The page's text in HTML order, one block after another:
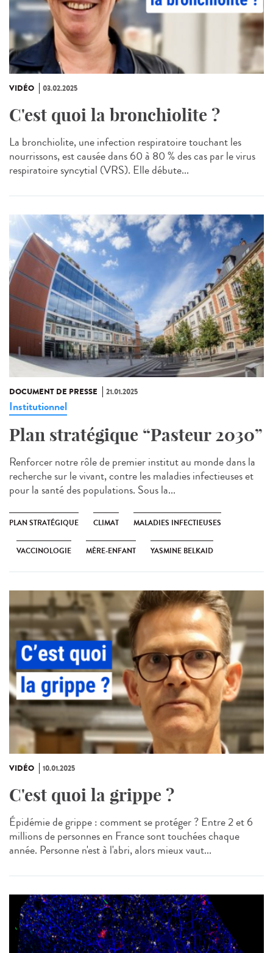
VIDÉO 03.02.2025
C'est quoi la bronchiolite ?
La bronchiolite, une infection respiratoire touchant les
nourrissons, est causée dans 60 à 80 % des cas par le virus
respiratoire syncytial (VRS). Elle débute...
DOCUMENT DE PRESSE 21.01.2025
Institutionnel
Plan stratégique “Pasteur 2030”
Renforcer notre rôle de premier institut au monde dans la
recherche sur le vivant, contre les maladies infectieuses et
pour la santé des populations. Sous la...
PLAN STRATÉGIQUE CLIMAT MALADIES INFECTIEUSES
VACCINOLOGIE MÈRE-ENFANT YASMINE BELKAID
VIDÉO 10.01.2025
C'est quoi la grippe ?
Épidémie de grippe : comment se protéger ? Entre 2 et 6
millions de personnes en France sont touchées chaque
année. Personne n'est à l'abri, alors mieux vaut...